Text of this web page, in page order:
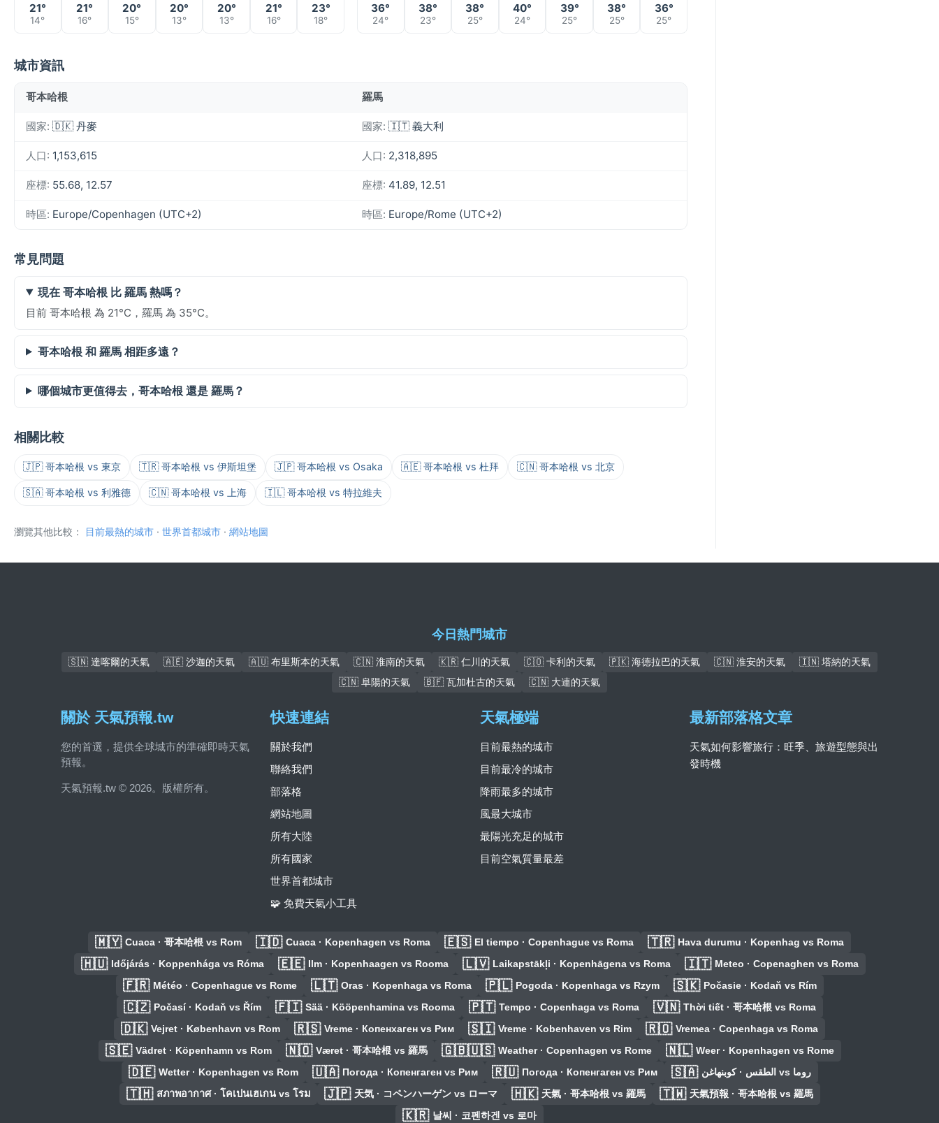
21°
14°
21°
16°
20°
15°
20°
13°
20°
13°
21°
16°
23°
18°
36°
24°
38°
23°
38°
25°
40°
24°
39°
25°
38°
25°
36°
25°
城市資訊
哥本哈根 羅馬
國家: 🇩🇰 丹麥 國家: 🇮🇹 義大利
人口: 1,153,615 人口: 2,318,895
座標: 55.68, 12.57 座標: 41.89, 12.51
時區: Europe/Copenhagen (UTC+2) 時區: Europe/Rome (UTC+2)
常見問題
現在 哥本哈根 比 羅馬 熱嗎？
目前 哥本哈根 為 21°C，羅馬 為 35°C。
哥本哈根 和 羅馬 相距多遠？
哪個城市更值得去，哥本哈根 還是 羅馬？
相關比較
🇯🇵 哥本哈根 vs 東京 🇹🇷 哥本哈根 vs 伊斯坦堡 🇯🇵 哥本哈根 vs Osaka 🇦🇪 哥本哈根 vs 杜拜 🇨🇳 哥本哈根 vs 北京
🇸🇦 哥本哈根 vs 利雅德 🇨🇳 哥本哈根 vs 上海 🇮🇱 哥本哈根 vs 特拉維夫
瀏覽其他比較： 目前最熱的城市 · 世界首都城市 · 網站地圖
今日熱門城市
🇸🇳 達喀爾的天氣 🇦🇪 沙迦的天氣 🇦🇺 布里斯本的天氣 🇨🇳 淮南的天氣 🇰🇷 仁川的天氣 🇨🇴 卡利的天氣 🇵🇰 海德拉巴的天氣 🇨🇳 淮安的天氣
🇮🇳 塔納的天氣
🇨🇳 阜陽的天氣
🇧🇫 瓦加杜古的天氣 🇨🇳 大連的天氣
關於 天氣預報.tw
您的首選，提供全球城市的準確即時天氣
預報。
天氣預報.tw © 2026。版權所有。
快速連結
關於我們
聯絡我們
部落格
網站地圖
所有大陸
所有國家
世界首都城市
🧩 免費天氣小工具
天氣極端
目前最熱的城市
目前最冷的城市
降雨最多的城市
風最大城市
最陽光充足的城市
目前空氣質量最差
最新部落格文章
天氣如何影響旅行：旺季、旅遊型態與出
發時機
🇲🇾 Cuaca · 哥本哈根 vs Rom 🇮🇩 Cuaca · Kopenhagen vs Roma 🇪🇸 El tiempo · Copenhague vs Roma 🇹🇷 Hava durumu · Kopenhag vs Roma
🇭🇺 Időjárás · Koppenhága vs Róma 🇪🇪 Ilm · Kopenhaagen vs Rooma 🇱🇻 Laikapstākļi · Kopenhāgena vs Roma 🇮🇹 Meteo · Copenaghen vs Roma
🇫🇷 Météo · Copenhague vs Rome 🇱🇹 Oras · Kopenhaga vs Roma 🇵🇱 Pogoda · Kopenhaga vs Rzym 🇸🇰 Počasie · Kodaň vs Rím
🇨🇿 Počasí · Kodaň vs Řím 🇫🇮 Sää · Kööpenhamina vs Rooma 🇵🇹 Tempo · Copenhaga vs Roma 🇻🇳 Thời tiết · 哥本哈根 vs Roma
🇩🇰 Vejret · København vs Rom 🇷🇸 Vreme · Копенхаген vs Рим 🇸🇮 Vreme · Kobenhaven vs Rim 🇷🇴 Vremea · Copenhaga vs Roma
🇸🇪 Vädret · Köpenhamn vs Rom 🇳🇴 Været · 哥本哈根 vs 羅馬 🇬🇧🇺🇸 Weather · Copenhagen vs Rome 🇳🇱 Weer · Kopenhagen vs Rome
🇩🇪 Wetter · Kopenhagen vs Rom 🇺🇦 Погода · Копенгаген vs Рим 🇷🇺 Погода · Копенгаген vs Рим 🇸🇦 الطقس · كوبنهاغن vs روما
🇹🇭 สภาพอากาศ · โคเปนเฮเกน vs โรม 🇯🇵 天気 · コペンハーゲン vs ローマ 🇭🇰 天氣 · 哥本哈根 vs 羅馬 🇹🇼 天氣預報 · 哥本哈根 vs 羅馬
🇰🇷 날씨 · 코펜하겐 vs 로마